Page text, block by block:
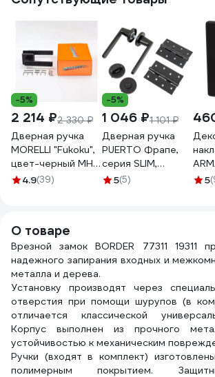
-5%
2 214 ₽2 330 ₽
Дверная ручка
MORELLI "Fukoku",
цвет-черный MH-
28 BL-S 9011409
4.9(39)
-5%
1 046 ₽1 101 ₽
Дверная ручка
PUERTO Фрапе,
серия SLIM,
черный INAL 545-
5(5) 5
О товаре
Врезной замок BORDER 77311 19311
надежного запирания входных и
металла и дерева.
Установку производят через
отверстия при помощи шурупов (в
отличается классической
Корпус выполнен из прочного
устойчивостью к механическим
Ручки (входят в комплект)
полимерным покрытием.